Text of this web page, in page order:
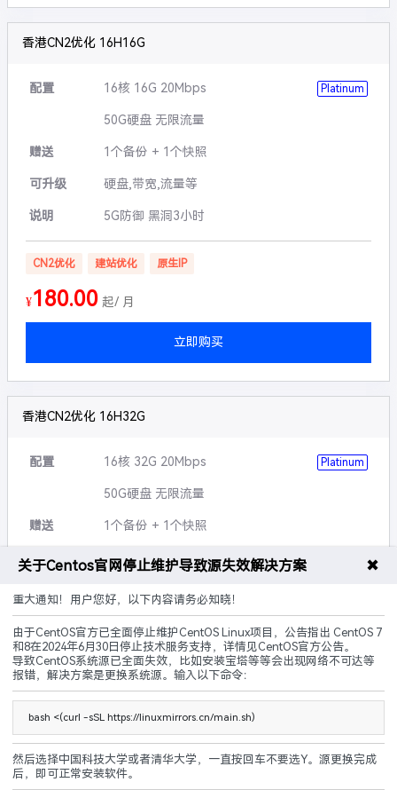
香港CN2优化 16H16G
配置 16核 16G 20Mbps Platinum
50G硬盘 无限流量
赠送 1个备份 + 1个快照
可升级 硬盘,带宽,流量等
说明 5G防御 黑洞3小时
CN2优化 建站优化 原生IP
¥180.00 起/ 月
立即购买
香港CN2优化 16H32G
配置 16核 32G 20Mbps Platinum
50G硬盘 无限流量
赠送 1个备份 + 1个快照
可升级 硬盘,带宽,流量等
说明 5G防御 黑洞3小时
CN2优化 建站优化 原生IP
¥240.00 起/ 月
立即购买
关于Centos官网停止维护导致源失效解决方案 ✖
重大通知！用户您好，以下内容请务必知晓！
由于CentOS官方已全面停止维护CentOS Linux项目，公告指出 CentOS 7
和8在2024年6月30日停止技术服务支持，详情见CentOS官方公告。
导致CentOS系统源已全面失效，比如安装宝塔等等会出现网络不可达等
报错，解决方案是更换系统源。输入以下命令：
bash <(curl -sSL https://linuxmirrors.cn/main.sh)
然后选择中国科技大学或者清华大学，一直按回车不要选Y。源更换完成
后，即可正常安装软件。